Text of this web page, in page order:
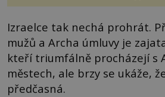
Izraelce tak nechá prohrát.
mužů a Archa úmluvy je
kteří triumfálně procházejí s
městech, ale brzy se ukáže,
předčasná.